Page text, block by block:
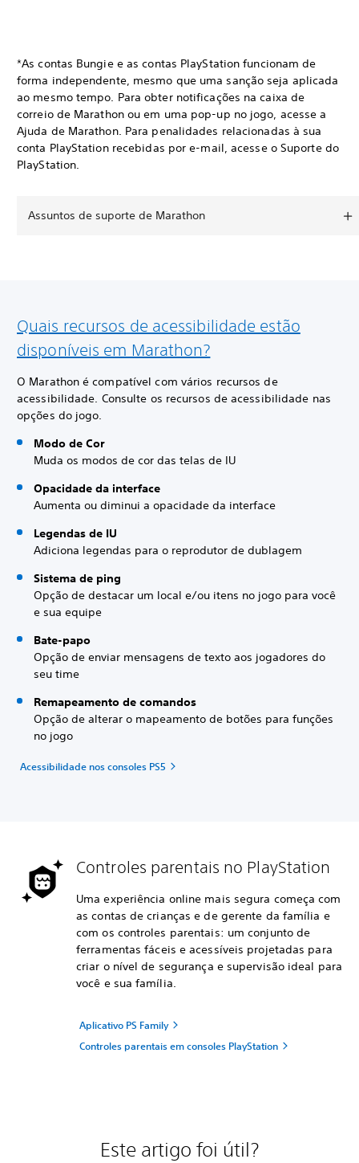
*As contas Bungie e as contas PlayStation funcionam de
forma independente, mesmo que uma sanção seja aplicada
ao mesmo tempo. Para obter notificações na caixa de
correio de Marathon ou em uma pop-up no jogo, acesse a
Ajuda de Marathon. Para penalidades relacionadas à sua
conta PlayStation recebidas por e-mail, acesse o Suporte do
PlayStation.
Assuntos de suporte de Marathon
Quais recursos de acessibilidade estão
disponíveis em Marathon?
O Marathon é compatível com vários recursos de
acessibilidade. Consulte os recursos de acessibilidade nas
opções do jogo.
Modo de Cor
Muda os modos de cor das telas de IU
Opacidade da interface
Aumenta ou diminui a opacidade da interface
Legendas de IU
Adiciona legendas para o reprodutor de dublagem
Sistema de ping
Opção de destacar um local e/ou itens no jogo para você
e sua equipe
Bate-papo
Opção de enviar mensagens de texto aos jogadores do
seu time
Remapeamento de comandos
Opção de alterar o mapeamento de botões para funções
no jogo
Acessibilidade nos consoles PS5
Controles parentais no PlayStation
Uma experiência online mais segura começa com
as contas de crianças e de gerente da família e
com os controles parentais: um conjunto de
ferramentas fáceis e acessíveis projetadas para
criar o nível de segurança e supervisão ideal para
você e sua família.
Aplicativo PS Family
Controles parentais em consoles PlayStation
Este artigo foi útil?